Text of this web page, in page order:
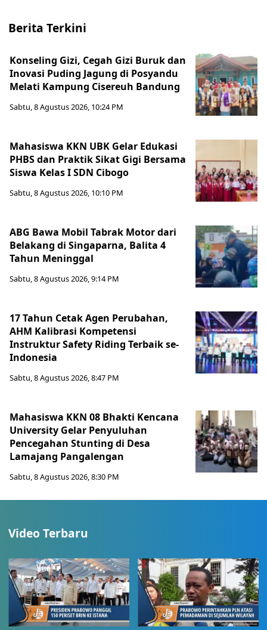
Berita Terkini
Konseling Gizi, Cegah Gizi Buruk dan
Inovasi Puding Jagung di Posyandu
Melati Kampung Cisereuh Bandung
Sabtu, 8 Agustus 2026, 10:24 PM
Mahasiswa KKN UBK Gelar Edukasi
PHBS dan Praktik Sikat Gigi Bersama
Siswa Kelas I SDN Cibogo
Sabtu, 8 Agustus 2026, 10:10 PM
ABG Bawa Mobil Tabrak Motor dari
Belakang di Singaparna, Balita 4
Tahun Meninggal
Sabtu, 8 Agustus 2026, 9:14 PM
17 Tahun Cetak Agen Perubahan,
AHM Kalibrasi Kompetensi
Instruktur Safety Riding Terbaik se-
Indonesia
Sabtu, 8 Agustus 2026, 8:47 PM
Mahasiswa KKN 08 Bhakti Kencana
University Gelar Penyuluhan
Pencegahan Stunting di Desa
Lamajang Pangalengan
Sabtu, 8 Agustus 2026, 8:30 PM
Video Terbaru